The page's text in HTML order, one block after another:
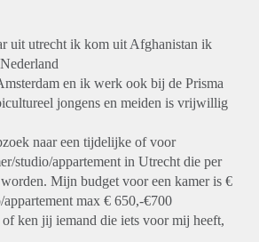
uit utrecht ik kom uit Afghanistan ik
en ik werk ook bij de Prisma
jongens en meiden is vrijwillig
naar een tijdelijke of voor
studio/appartement in Utrecht die per
Mijn budget voor een kamer is €
max € 650,-€700
ken jij iemand die iets voor mij heeft,